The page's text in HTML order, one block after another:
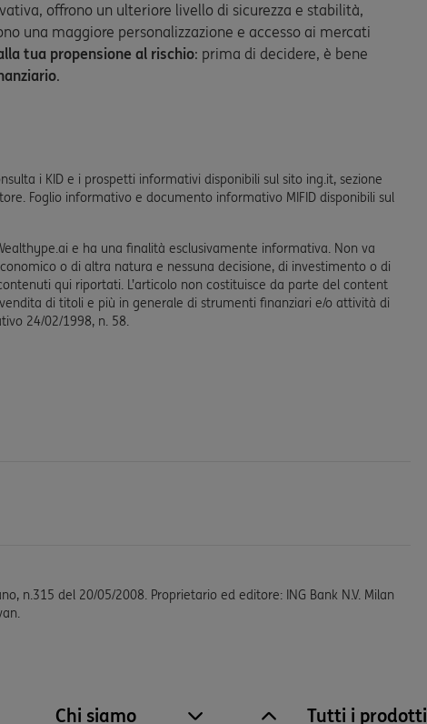
offrono un ulteriore livello di sicurezza e stabilità,
una maggiore personalizzazione e accesso ai mercati
tua propensione al rischio: prima di decidere, è bene
.
i KID e i prospetti informativi disponibili sul sito ing.it, sezione
Foglio informativo e documento informativo MIFID disponibili sul
e ha una finalità esclusivamente informativa. Non va
o di altra natura e nessuna decisione, di investimento o di
qui riportati. L’articolo non costituisce da parte del content
di titoli e più in generale di strumenti finanziari e/o attività di
24/02/1998, n. 58.
n.315 del 20/05/2008. Proprietario ed editore: ING Bank N.V. Milan
Chi siamo Tutti i prodotti